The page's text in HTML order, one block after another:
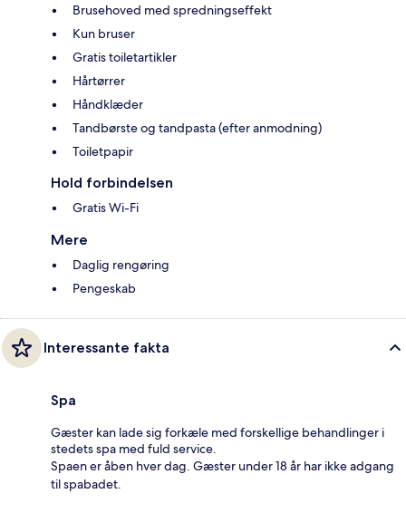
Brusehoved med spredningseffekt
Kun bruser
Gratis toiletartikler
Hårtørrer
Håndklæder
Tandbørste og tandpasta (efter anmodning)
Toiletpapir
Hold forbindelsen
Gratis Wi-Fi
Mere
Daglig rengøring
Pengeskab
Interessante fakta
Spa
Gæster kan lade sig forkæle med forskellige behandlinger i
stedets spa med fuld service.
Spaen er åben hver dag. Gæster under 18 år har ikke adgang
til spabadet.